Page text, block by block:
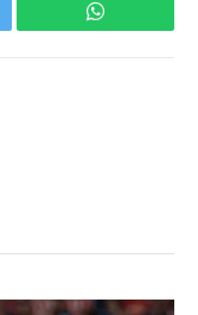
WhatsApp